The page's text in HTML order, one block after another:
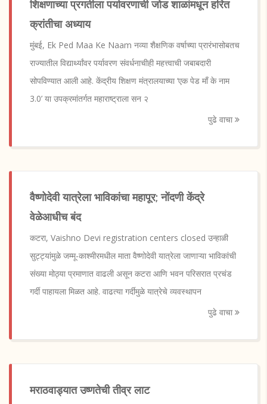
शिक्षणाच्या प्रगतीला पर्यावरणाची जोड शाळांमधून हरित
क्रांतीचा अध्याय
मुंबई, Ek Ped Maa Ke Naam नव्या शैक्षणिक वर्षाच्या प्रारंभासोबतच
राज्यातील विद्यार्थ्यांवर पर्यावरण संवर्धनाचीही महत्त्वाची जबाबदारी
सोपविण्यात आली आहे. केंद्रीय शिक्षण मंत्रालयाच्या ‘एक पेड माँ के नाम
3.0’ या उपक्रमांतर्गत महाराष्ट्राला सन २
पुढे वाचा
वैष्णोदेवी यात्रेला भाविकांचा महापूर; नोंदणी केंद्रे
वेळेआधीच बंद
कटरा, Vaishno Devi registration centers closed उन्हाळी
सुट्ट्यांमुळे जम्मू-काश्मीरमधील माता वैष्णोदेवी यात्रेला जाणाऱ्या भाविकांची
संख्या मोठ्या प्रमाणात वाढली असून कटरा आणि भवन परिसरात प्रचंड
गर्दी पाहायला मिळत आहे. वाढत्या गर्दीमुळे यात्रेचे व्यवस्थापन
पुढे वाचा
मराठवाड्यात उष्णतेची तीव्र लाट